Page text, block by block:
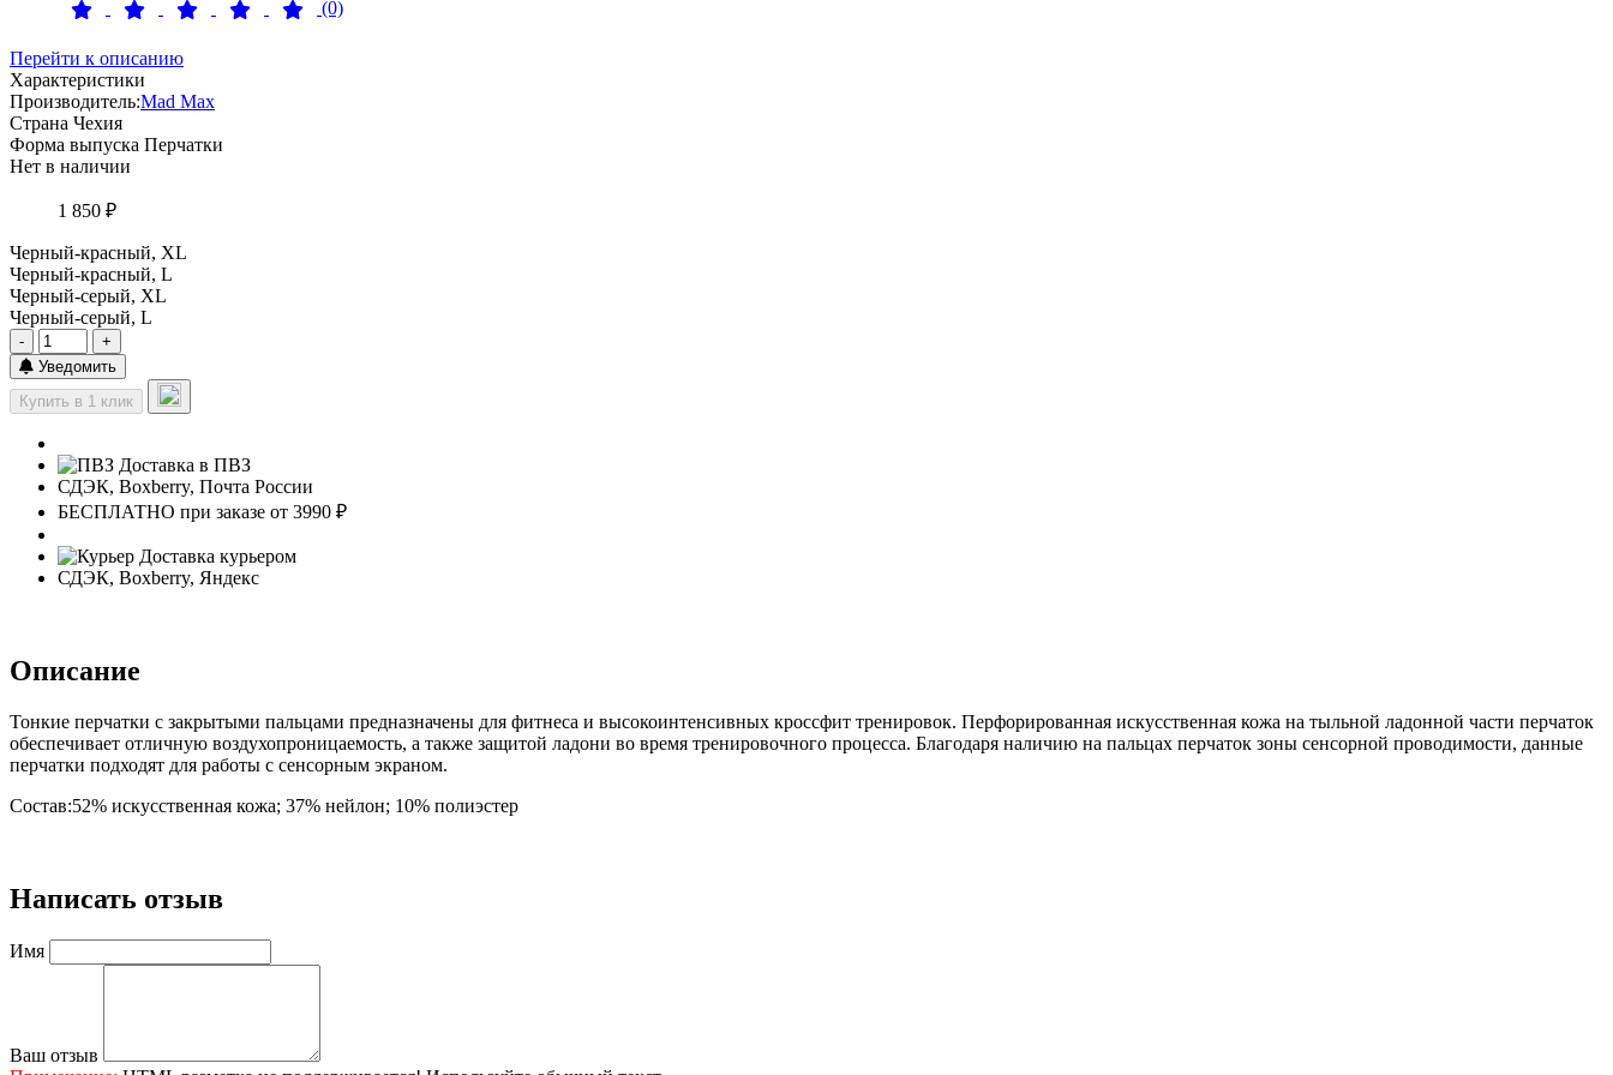
(0)
Перейти к описанию
Характеристики
Производитель:Mad Max
Страна Чехия
Форма выпуска Перчатки
Нет в наличии
1 850 ₽
Черный-красный, XL
Черный-красный, L
Черный-серый, XL
Черный-серый, L
-
+
Уведомить
Купить в 1 клик
Доставка в ПВЗ
СДЭК, Boxberry, Почта России
БЕСПЛАТНО при заказе от 3990 ₽
Доставка курьером
СДЭК, Boxberry, Яндекс
Описание
Тонкие перчатки с закрытыми пальцами предназначены для фитнеса и высокоинтенсивных кроссфит тренировок. Перфорированная искусственная кожа на тыльной ладонной части перчаток
обеспечивает отличную воздухопроницаемость, а также защитой ладони во время тренировочного процесса. Благодаря наличию на пальцах перчаток зоны сенсорной проводимости, данные
перчатки подходят для работы с сенсорным экраном.
Состав:52% искусственная кожа; 37% нейлон; 10% полиэстер
Написать отзыв
Имя
Ваш отзыв